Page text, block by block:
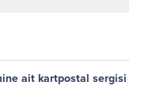
ait kartpostal sergisi